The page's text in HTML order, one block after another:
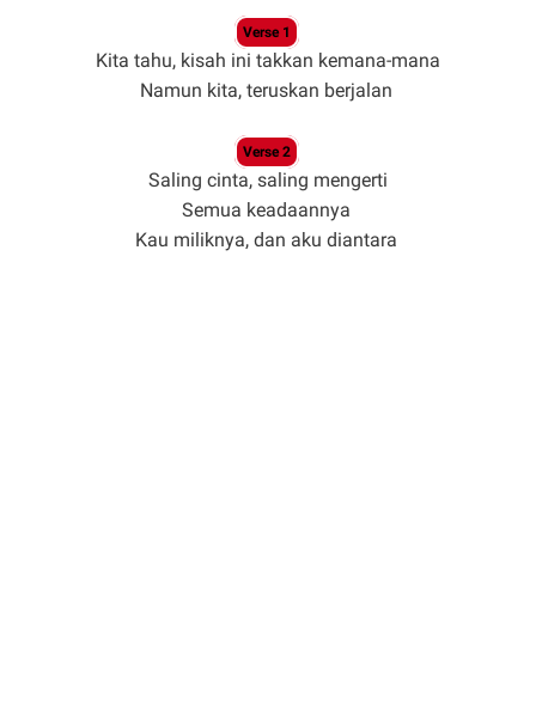
Verse 1
Kita tahu, kisah ini takkan kemana-mana
Namun kita, teruskan berjalan
Verse 2
Saling cinta, saling mengerti
Semua keadaannya
Kau miliknya, dan aku diantara